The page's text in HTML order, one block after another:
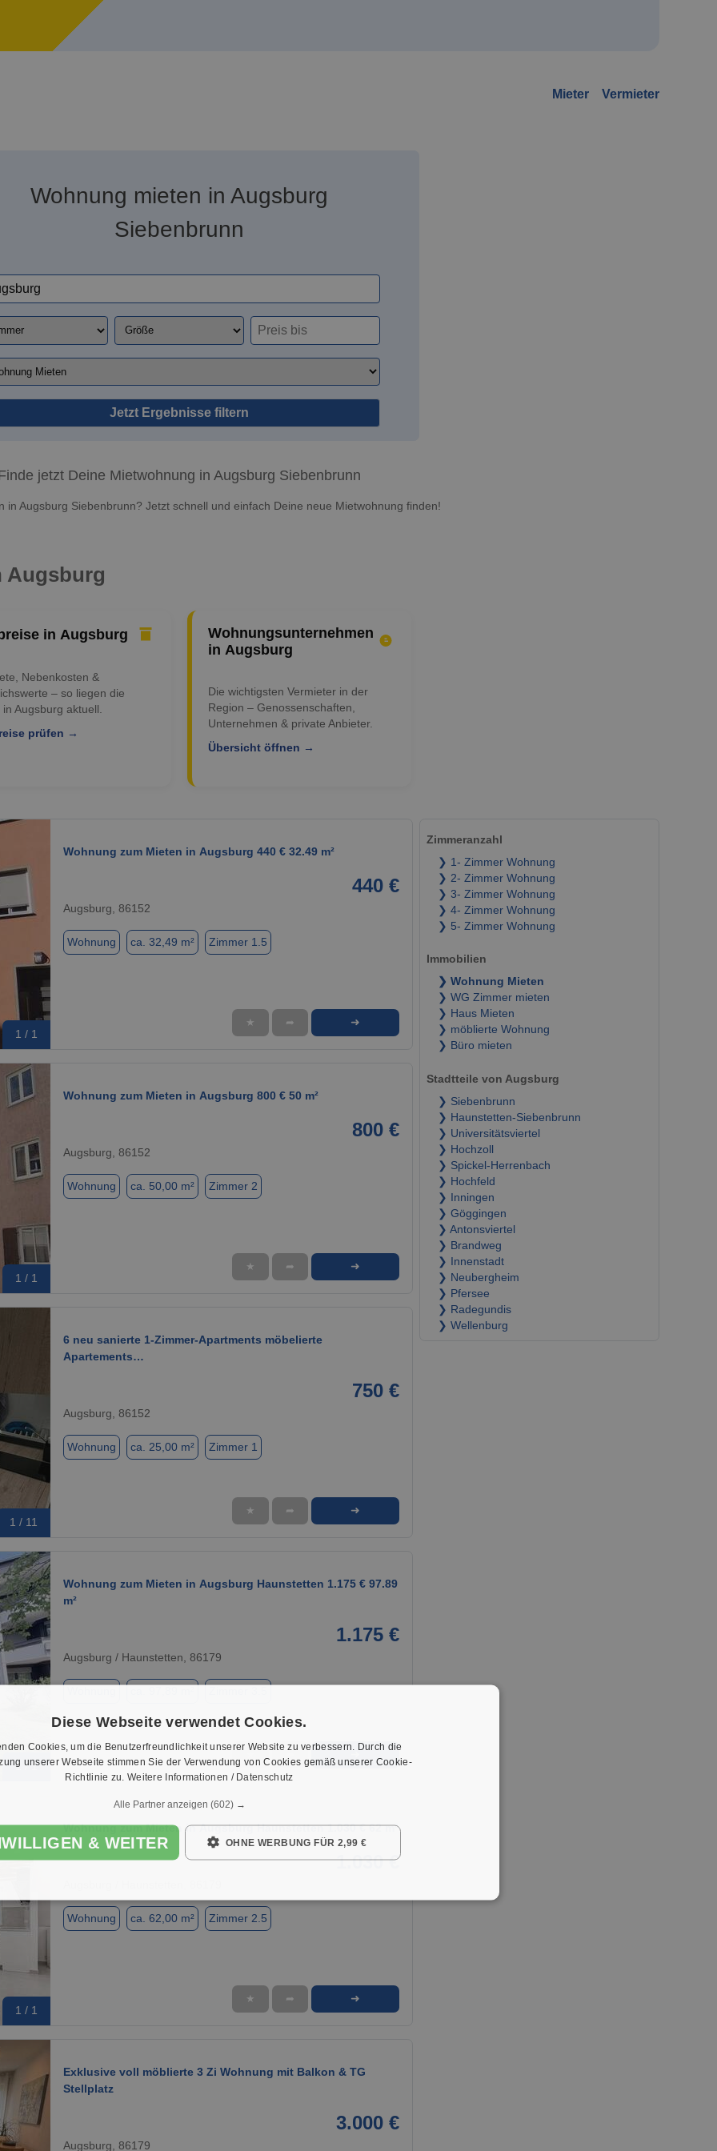
Mieter Vermieter
Wohnung mieten in Augsburg
Siebenbrunn
Jetzt Ergebnisse filtern
jetzt Deine Mietwohnung in Augsburg Siebenbrunn
in Augsburg Siebenbrunn? Jetzt schnell und einfach Deine neue Mietwohnung finden!
Augsburg
in Augsburg
Nebenkosten &
– so liegen die
Augsburg aktuell.
prüfen →
Wohnungsunternehmen
in Augsburg
Die wichtigsten Vermieter in der
Region – Genossenschaften,
Unternehmen & private Anbieter.
Übersicht öffnen →
1 / 1
Wohnung zum Mieten in Augsburg 440 € 32.49 m²
440 €
Augsburg, 86152
Wohnung ca. 32,49 m² Zimmer 1.5
★ ➦ ➜
1 / 1
Wohnung zum Mieten in Augsburg 800 € 50 m²
800 €
Augsburg, 86152
Wohnung ca. 50,00 m² Zimmer 2
★ ➦ ➜
1 / 11
6 neu sanierte 1-Zimmer-Apartments möbelierte
Apartements…
750 €
Augsburg, 86152
Wohnung ca. 25,00 m² Zimmer 1
★ ➦ ➜
1 / 1
Wohnung zum Mieten in Augsburg Haunstetten 1.175 € 97.89
m²
1.175 €
Augsburg / Haunstetten, 86179
1 / 1
Wohnung zum Mieten in Augsburg Haunstetten 1.030 € 62 m²
1.030 €
Wohnung ca. 62,00 m² Zimmer 2.5
★ ➦ ➜
Exklusive voll möblierte 3 Zi Wohnung mit Balkon & TG
Stellplatz
3.000 €
Augsburg, 86179
Zimmeranzahl
❯ 1- Zimmer Wohnung
❯ 2- Zimmer Wohnung
❯ 3- Zimmer Wohnung
❯ 4- Zimmer Wohnung
❯ 5- Zimmer Wohnung
Immobilien
❯ Wohnung Mieten
❯ WG Zimmer mieten
❯ Haus Mieten
❯ möblierte Wohnung
❯ Büro mieten
Stadtteile von Augsburg
❯ Siebenbrunn
❯ Haunstetten-Siebenbrunn
❯ Universitätsviertel
❯ Hochzoll
❯ Spickel-Herrenbach
❯ Hochfeld
❯ Inningen
❯ Göggingen
❯ Antonsviertel
❯ Brandweg
❯ Innenstadt
❯ Neubergheim
❯ Pfersee
❯ Radegundis
❯ Wellenburg
Diese Webseite verwendet Cookies.
Cookies, um die Benutzerfreundlichkeit unserer Website zu verbessern. Durch die
unserer Webseite stimmen Sie der Verwendung von Cookies gemäß unserer Cookie-
Richtlinie zu. Weitere Informationen / Datenschutz
Alle Partner anzeigen (602) →
& WEITER OHNE WERBUNG FÜR 2,99 €